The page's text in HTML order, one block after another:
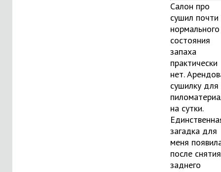
Салон про
сушил
нормального
состояния
запаха
практически
нет.
сушилку для
на сутки.
загадка для
меня
после снятия
заднего